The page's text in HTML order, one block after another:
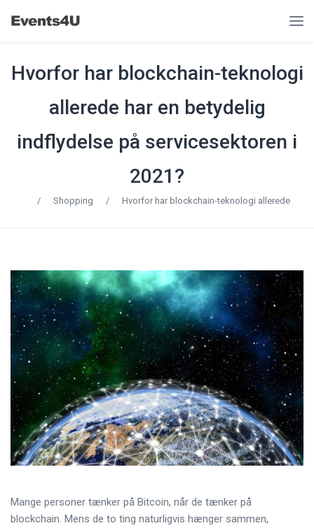
Hvorfor har blockchain-teknologi
allerede har en betydelig
indflydelse på servicesektoren i
2021?
/ Shopping / Hvorfor har blockchain-teknologi allerede
Mange personer tænker på Bitcoin, når de tænker på
blockchain. Mens de to ting naturligvis hænger sammen,